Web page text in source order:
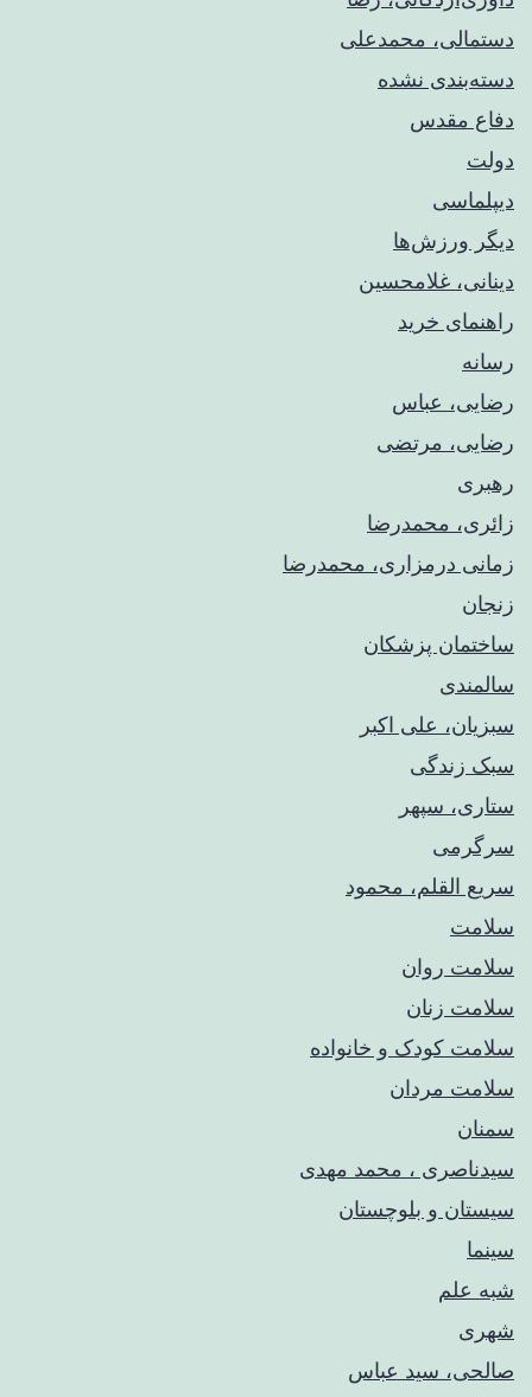
دستمالی، محمدعلی
دسته‌بندی نشده
دفاع مقدس
دولت
دیپلماسی
دیگر ورزش‌ها
دینانی، غلامحسین
راهنمای خريد
رسانه
رضایی، عباس
رضایی، مرتضی
رهبری
زائری، محمدرضا
زمانی درمزاری، محمدرضا
زنجان
ساختمان پزشکان
سالمندی
سبزیان، علی اکبر
سبک زندگی
ستاری، سپهر
سرگرمی
سریع القلم، محمود
سلامت
سلامت روان
سلامت زنان
سلامت کودک‌ و خانواده
سلامت مردان
سمنان
سیدناصری ، محمد مهدی
سیستان و بلوچستان
سینما
شبه علم
شهری
صالحی، سید عباس